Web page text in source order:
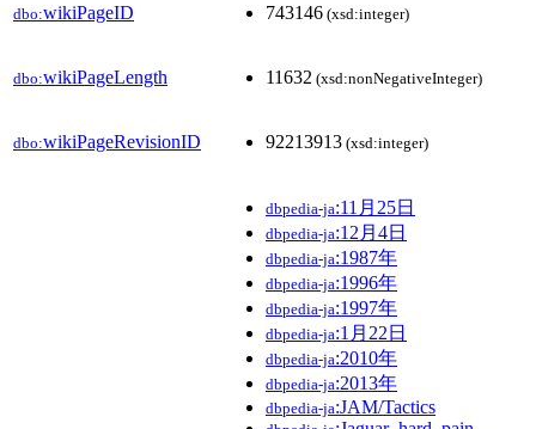
dbo:wikiPageID 743146 (xsd:integer)
dbo:wikiPageLength 11632 (xsd:nonNegativeInteger)
dbo:wikiPageRevisionID 92213913 (xsd:integer)
dbpedia-ja:11月25日
dbpedia-ja:12月4日
dbpedia-ja:1987年
dbpedia-ja:1996年
dbpedia-ja:1997年
dbpedia-ja:1月22日
dbpedia-ja:2010年
dbpedia-ja:2013年
dbpedia-ja:JAM/Tactics